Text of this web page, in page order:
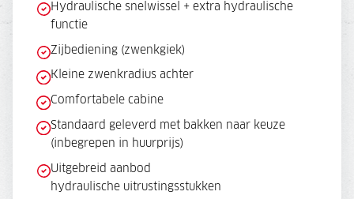
Hydraulische snelwissel + extra hydraulische
functie
Zijbediening (zwenkgiek)
Kleine zwenkradius achter
Comfortabele cabine
Standaard geleverd met bakken naar keuze
(inbegrepen in huurprijs)
Uitgebreid aanbod
hydraulische uitrustingsstukken